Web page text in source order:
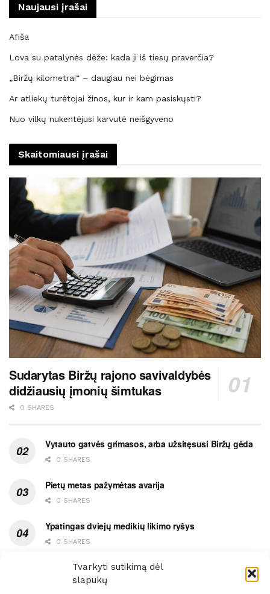
Tvarkyti sutikimą dėl
slapukų
Naujausi įrašai
Afiša
Lova su patalynės dėže: kada ji iš tiesų praverčia?
„Biržų kilometrai“ – daugiau nei bėgimas
Ar atliekų turėtojai žinos, kur ir kam pasiskųsti?
Nuo vilkų nukentėjusi karvutė neišgyveno
Skaitomiausi įrašai
Sudarytas Biržų rajono savivaldybės
didžiausių įmonių šimtukas
0 SHARES
Vytauto gatvės grimasos, arba užsitęsusi Biržų gėda
0 SHARES
Pietų metas pažymėtas avarija
0 SHARES
Ypatingas dviejų medikių likimo ryšys
0 SHARES
Ašaromis baigęsis užėjimas į piceriją
0 SHARES